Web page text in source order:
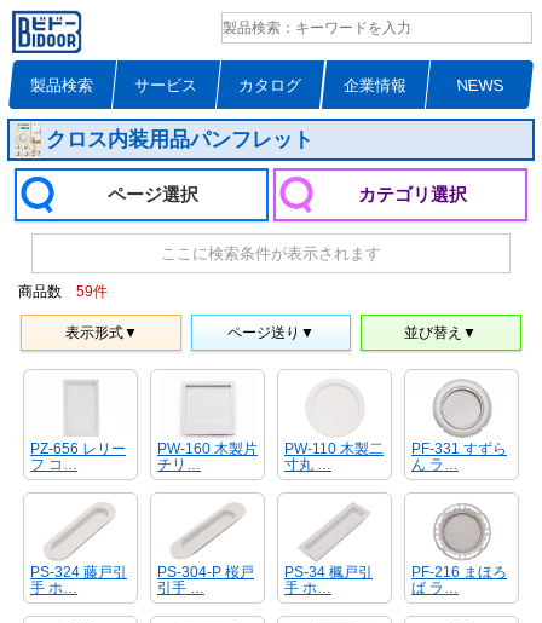
製品検索 サービス カタログ 企業情報 NEWS
クロス内装用品パンフレット
ページ選択 カテゴリ選択
ここに検索条件が表示されます
商品数 59件
表示形式▼ ページ送り▼ 並び替え▼
PZ-656 レリー
フ コ…
PW-160 木製片
チリ…
PW-110 木製二
寸丸 …
PF-331 すずら
ん ラ…
PS-324 藤戸引
手 ホ…
PS-304-P 桜戸
引手 …
PS-34 楓戸引
手 ホ…
PF-216 まほろ
ば ラ…